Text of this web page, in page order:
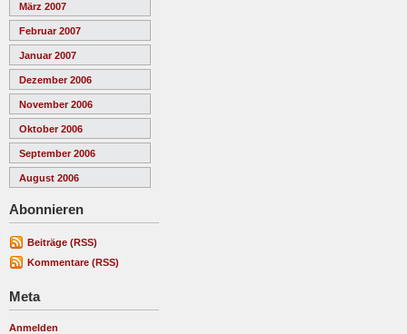
März 2007
Februar 2007
Januar 2007
Dezember 2006
November 2006
Oktober 2006
September 2006
August 2006
Abonnieren
Beiträge (RSS)
Kommentare (RSS)
Meta
Anmelden